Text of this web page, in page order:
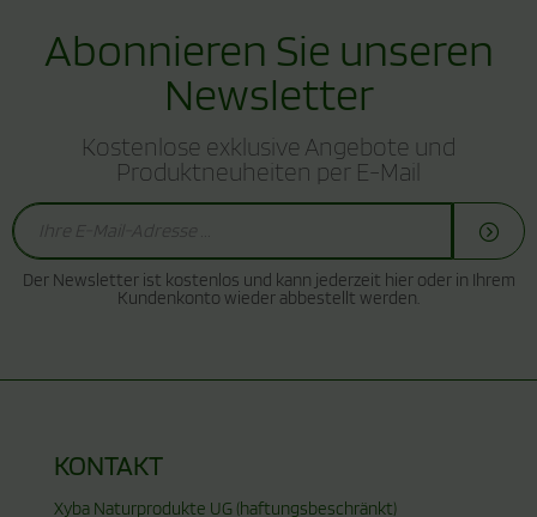
Abonnieren Sie unseren
Newsletter
Kostenlose exklusive Angebote und
Produktneuheiten per E-Mail
Der Newsletter ist kostenlos und kann jederzeit hier oder in Ihrem
Kundenkonto wieder abbestellt werden.
KONTAKT
Xyba Naturprodukte UG (haftungsbeschränkt)